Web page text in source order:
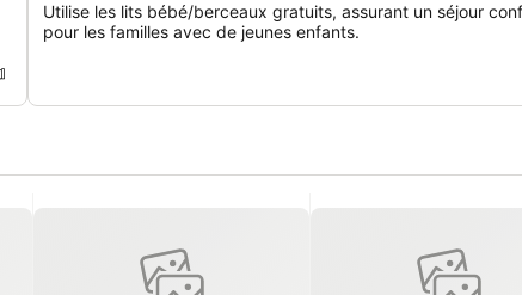
Utilise les lits bébé/berceaux gratuits, assurant un séjour
pour les familles avec de jeunes enfants.